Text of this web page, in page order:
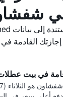
إجازتك القادمة
في بيت